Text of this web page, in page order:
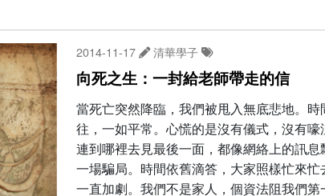
2014-11-17 清華學子
向死之生：一封給老師帶走的信
當死亡突然降臨，我們被甩入無底悲地。時
往，一如平常。心慌的是沒有儀式，沒有
連到哪裡去見最後一面，都像網絡上的訊
一場騙局。時間依舊滴答，大家照樣忙來
一直加劇。我們不是家人，個資法阻我們